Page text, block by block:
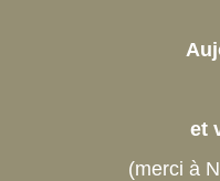
et
(merci à